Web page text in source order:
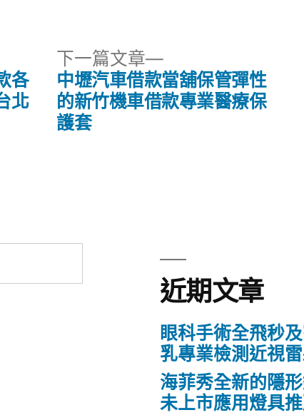
各
北
下一篇文章
下
一
篇
中壢汽車借款當舖保管彈性
的新竹機車借款專業醫療保
護套
近期文章
眼科手術全飛秒
乳專業檢測近視
海菲秀全新的隱
未上市應用燈具